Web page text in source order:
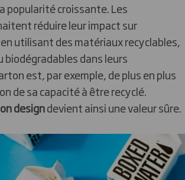
popularité croissante. Les
réduire leur impact sur
utilisant des matériaux recyclables,
biodégradables dans leurs
est, par exemple, de plus en plus
de sa capacité à être recyclé.
designdevient ainsi une valeur sûre.